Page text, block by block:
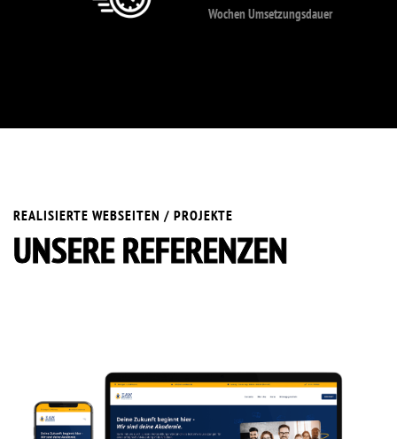
Wochen Umsetzungsdauer
REALISIERTE WEBSEITEN / PROJEKTE
UNSERE REFERENZEN